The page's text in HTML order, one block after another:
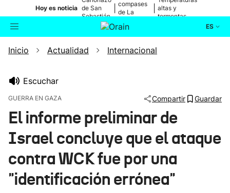
Hoy es noticia de San
Sebastián
compases
de La
altas y
tormentas
ES
Buscador Actualidad
Ikusmiran
Eguraldia
Inicio Actualidad Internacional
Escuchar
GUERRA EN GAZA Compartir Guardar
El informe preliminar de
Israel concluye que el ataque
contra WCK fue por una
"identificación errónea"